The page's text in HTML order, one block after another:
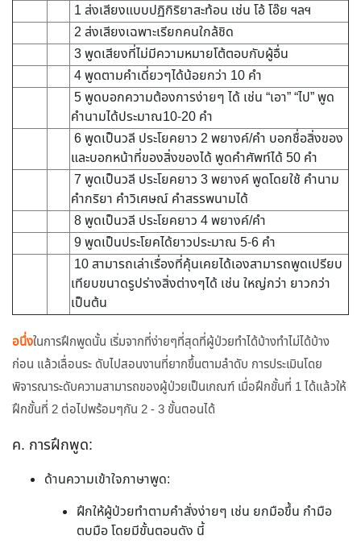
1 ส่งเสียงแบบปฏิกิริยาสะท้อน เช่น โอ้ โอ๊ย ฯลฯ
2 ส่งเสียงเฉพาะเรียกคนใกล้ชิด
3 พูดเสียงที่ไม่มีความหมายโต้ตอบกับผู้อื่น
4 พูดตามคำเดี่ยวๆได้น้อยกว่า 10 คำ
5 พูดบอกความต้องการง่ายๆ ได้ เช่น “เอา” “ไป” พูด
คำนามได้ประมาณ10-20 คำ
6 พูดเป็นวลี ประโยคยาว 2 พยางค์/คำ บอกชื่อสิ่งของ
และบอกหน้าที่ของสิ่งของได้ พูดคำศัพท์ได้ 50 คำ
7 พูดเป็นวลี ประโยคยาว 3 พยางค์ พูดโดยใช้ คำนาม
คำกริยา คำวิเศษณ์ คำสรรพนามได้
8 พูดเป็นวลี ประโยคยาว 4 พยางค์/คำ
9 พูดเป็นประโยคได้ยาวประมาณ 5-6 คำ
10 สามารถเล่าเรื่องที่คุ้นเคยได้เองสามารถพูดเปรียบ
เทียบขนาดรูปร่างสิ่งต่างๆได้ เช่น ใหญ่กว่า ยาวกว่า
เป็นต้น
อนึ่งในการฝึกพูดนั้น เริ่มจากที่ง่ายๆที่สุดที่ผู้ป่วยทำได้บ้างทำไม่ได้บ้าง
ก่อน แล้วเลื่อนระ ดับไปสอนงานที่ยากขึ้นตามลำดับ การประเมินโดย
พิจารณาระดับความสามารถของผู้ป่วยเป็นเกณฑ์ เมื่อฝึกขั้นที่ 1 ได้แล้วให้
ฝึกขั้นที่ 2 ต่อไปพร้อมๆกัน 2 - 3 ขั้นตอนได้
ค. การฝึกพูด:
ด้านความเข้าใจภาษาพูด:
ฝึกให้ผู้ป่วยทำตามคำสั่งง่ายๆ เช่น ยกมือขึ้น กำมือ
ตบมือ โดยมีขั้นตอนดัง นี้